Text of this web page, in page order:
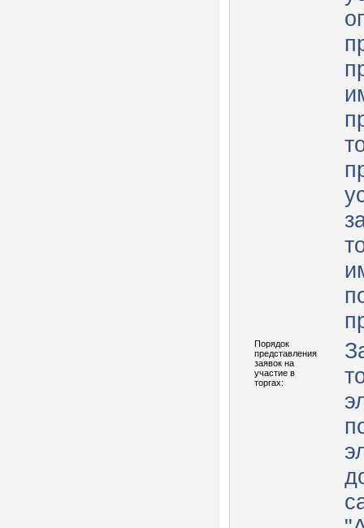
Порядок
представления
заявок на
участие в
торгах: